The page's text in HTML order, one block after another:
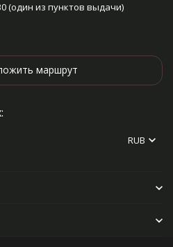
(один из пунктов выдачи)
маршрут
RUB